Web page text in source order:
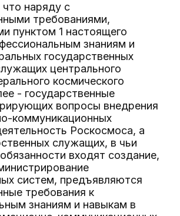
что наряду с
требованиями,
пунктом 1 настоящего
знаниям и
государственных
центрального
космического
- государственные
вопросы внедрения
коммуникационных
Роскосмоса, а
служащих, в чьи
входят создание,
систем, предъявляются
требования к
знаниям и навыкам в